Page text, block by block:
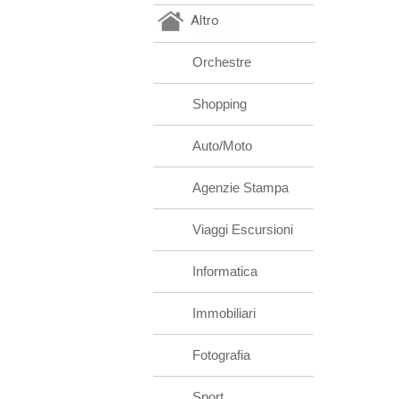
Altro
Orchestre
Shopping
Auto/Moto
Agenzie Stampa
Viaggi Escursioni
Informatica
Immobiliari
Fotografia